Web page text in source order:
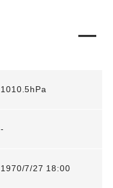
1010.5hPa
-
1970/7/27 18:00